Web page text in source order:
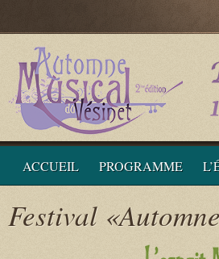
ACCUEIL PROGRAMME
Festival